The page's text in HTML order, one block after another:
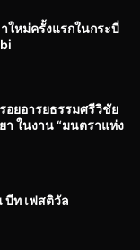
ใหม่ครั้งแรกในกระบี่
อยอารยธรรมศรีวิชัย
ในงาน “มนตราแห่ง
บีท เฟสติวัล